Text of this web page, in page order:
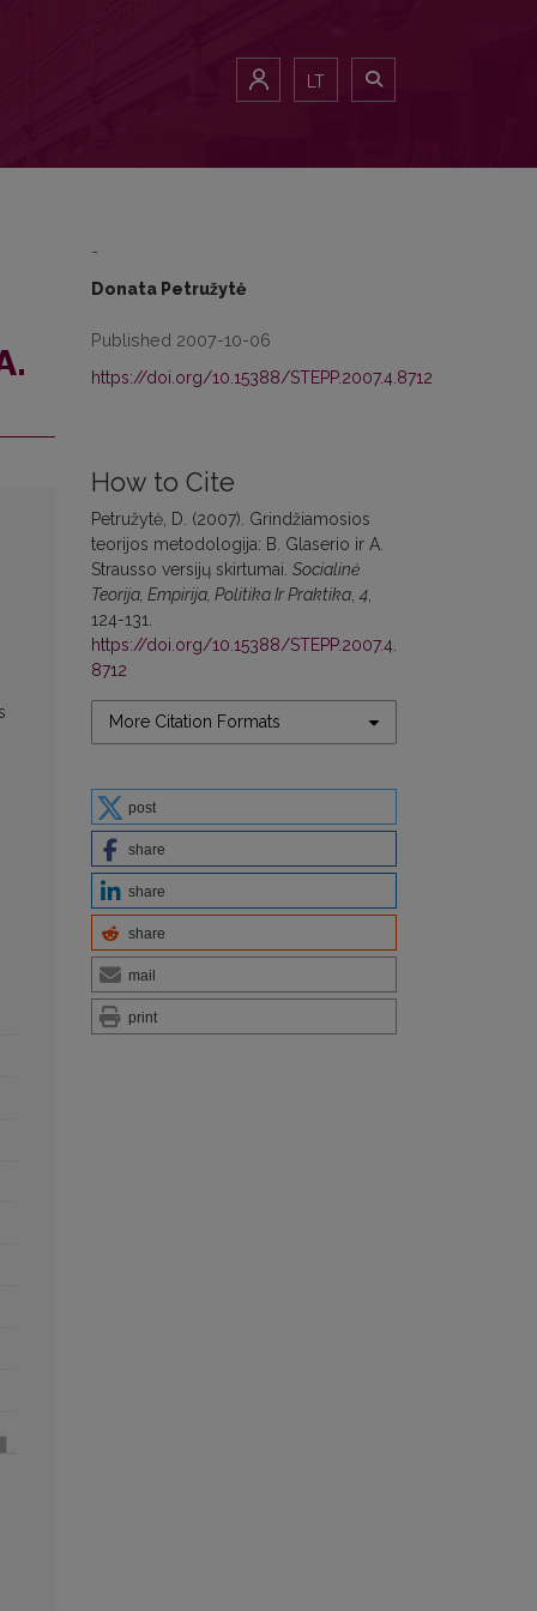
LT
-
Donata Petružytė
Published 2007-10-06
https://doi.org/10.15388/STEPP.2007.4.8712
How to Cite
Petružytė, D. (2007). Grindžiamosios
teorijos metodologija: B. Glaserio ir A.
Strausso versijų skirtumai. Socialinė
Teorija, Empirija, Politika Ir Praktika ,4
124-131.
https://doi.org/10.15388/STEPP.2007.4.
8712
More Citation Formats
post
share
share
share
mail
print